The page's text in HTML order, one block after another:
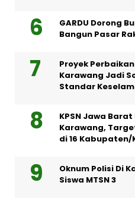
GARDU Dorong
Bangun Pasar
Proyek
Karawang Jadi
Standar
KPSN Jawa
Karawang,
di 16 Kabupaten/
Oknum Polisi Di
Siswa MTSN 3